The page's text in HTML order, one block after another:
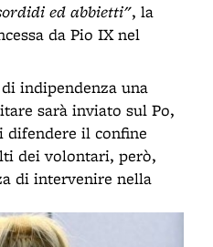
ed abbietti", la
da Pio IX nel
indipendenza una
sarà inviato sul Po,
difendere il confine
dei volontari, però,
di intervenire nella